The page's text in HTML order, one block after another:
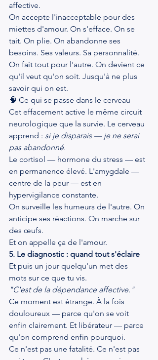
affective.
On accepte l'inacceptable pour des
miettes d'amour. On s'efface. On se
tait. On plie. On abandonne ses
besoins. Ses valeurs. Sa personnalité.
On fait tout pour l'autre. On devient ce
qu'il veut qu'on soit. Jusqu'à ne plus
savoir qui on est.
🧠 Ce qui se passe dans le cerveau
Cet effacement active le même circuit
neurologique que la survie. Le cerveau
apprend : si je disparais — je ne serai
pas abandonné.
Le cortisol — hormone du stress — est
en permanence élevé. L'amygdale —
centre de la peur — est en
hypervigilance constante.
On surveille les humeurs de l'autre. On
anticipe ses réactions. On marche sur
des œufs.
Et on appelle ça de l'amour.
5. Le diagnostic : quand tout s'éclaire
Et puis un jour quelqu'un met des
mots sur ce que tu vis.
"C'est de la dépendance affective."
Ce moment est étrange. À la fois
douloureux — parce qu'on se voit
enfin clairement. Et libérateur — parce
qu'on comprend enfin pourquoi.
Ce n'est pas une fatalité. Ce n'est pas